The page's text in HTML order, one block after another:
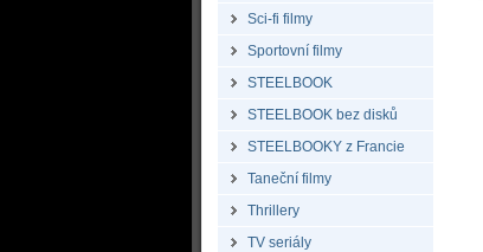
Sci-fi filmy
Sportovní filmy
STEELBOOK
STEELBOOK bez disků
STEELBOOKY z Francie
Taneční filmy
Thrillery
TV seriály